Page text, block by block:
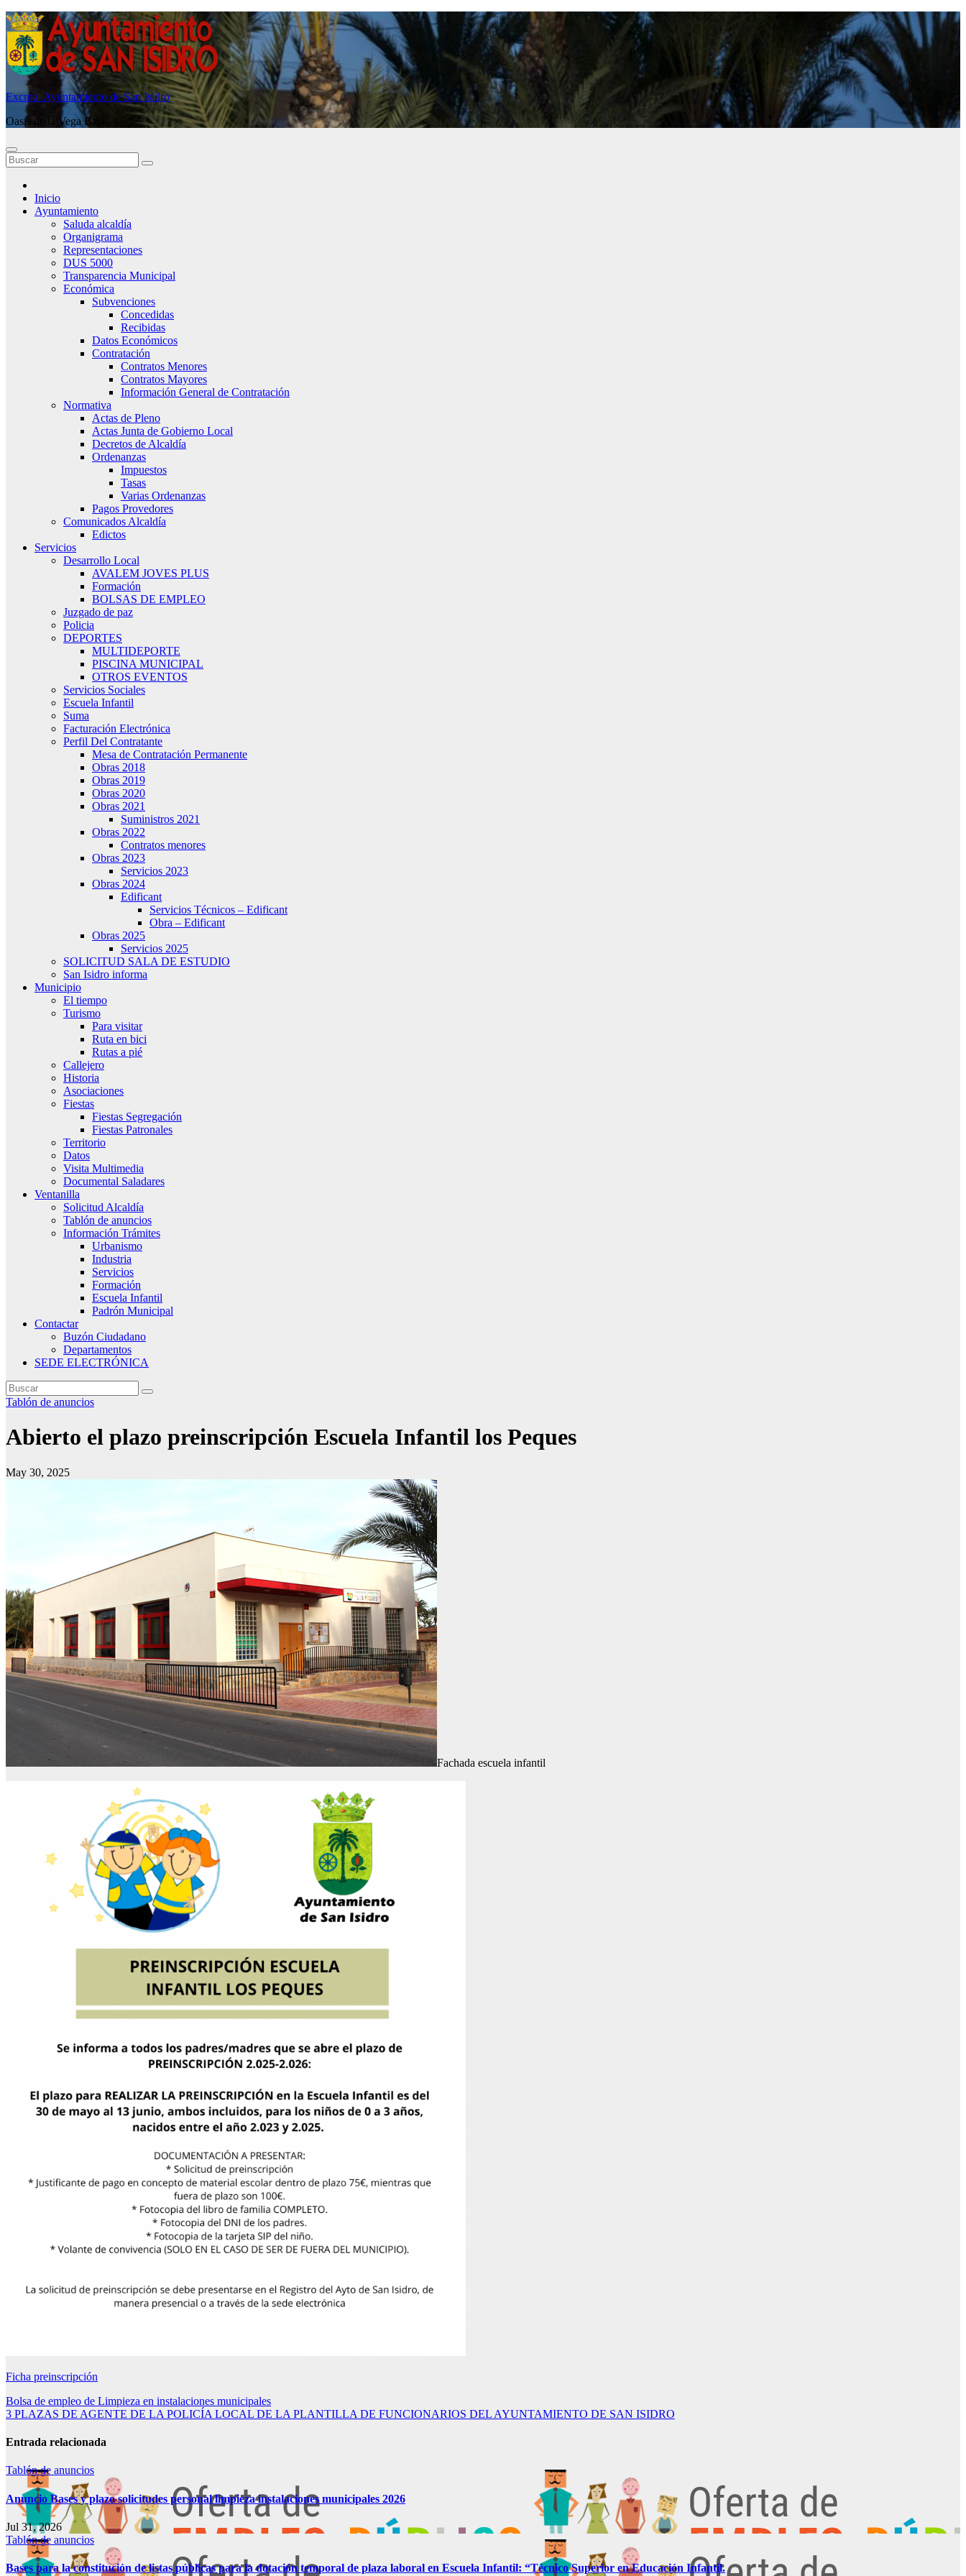
Saltar
al
contenido
Excmo. Ayuntamiento de San Isidro
Oasis de la Vega Baja
Inicio
Ayuntamiento
Saluda alcaldía
Organigrama
Representaciones
DUS 5000
Transparencia Municipal
Económica
Subvenciones
Concedidas
Recibidas
Datos Económicos
Contratación
Contratos Menores
Contratos Mayores
Información General de Contratación
Normativa
Actas de Pleno
Actas Junta de Gobierno Local
Decretos de Alcaldía
Ordenanzas
Impuestos
Tasas
Varias Ordenanzas
Pagos Provedores
Comunicados Alcaldía
Edictos
Servicios
Desarrollo Local
AVALEM JOVES PLUS
Formación
BOLSAS DE EMPLEO
Juzgado de paz
Policia
DEPORTES
MULTIDEPORTE
PISCINA MUNICIPAL
OTROS EVENTOS
Servicios Sociales
Escuela Infantil
Suma
Facturación Electrónica
Perfil Del Contratante
Mesa de Contratación Permanente
Obras 2018
Obras 2019
Obras 2020
Obras 2021
Suministros 2021
Obras 2022
Contratos menores
Obras 2023
Servicios 2023
Obras 2024
Edificant
Servicios Técnicos – Edificant
Obra – Edificant
Obras 2025
Servicios 2025
SOLICITUD SALA DE ESTUDIO
San Isidro informa
Municipio
El tiempo
Turismo
Para visitar
Ruta en bici
Rutas a pié
Callejero
Historia
Asociaciones
Fiestas
Fiestas Segregación
Fiestas Patronales
Territorio
Datos
Visita Multimedia
Documental Saladares
Ventanilla
Solicitud Alcaldía
Tablón de anuncios
Información Trámites
Urbanismo
Industria
Servicios
Formación
Escuela Infantil
Padrón Municipal
Contactar
Buzón Ciudadano
Departamentos
SEDE ELECTRÓNICA
Tablón de anuncios
Abierto el plazo preinscripción Escuela Infantil los Peques
May 30, 2025
Fachada escuela infantil
Ficha preinscripción
Navegación
de
entradas
Bolsa de empleo de Limpieza en instalaciones municipales
3 PLAZAS DE AGENTE DE LA POLICÍA LOCAL DE LA PLANTILLA DE FUNCIONARIOS DEL AYUNTAMIENTO DE SAN ISIDRO
Entrada relacionada
Tablón de anuncios
Anuncio Bases y plazo solicitudes personal limpieza instalaciones municipales 2026
Jul 31, 2026
Tablón de anuncios
Bases para la constitución de listas públicas para la dotación temporal de plaza laboral en Escuela Infantil: “Técnico Superior en Educación Infantil.